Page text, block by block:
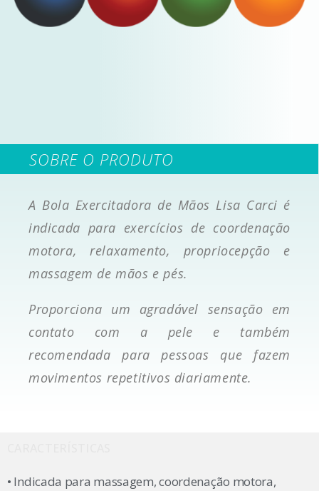
SOBRE O PRODUTO
A Bola Exercitadora de Mãos Lisa Carci é
indicada para exercícios de coordenação
motora, relaxamento, propriocepção e
massagem de mãos e pés.
Proporciona um agradável sensação em
contato com a pele e também
recomendada para pessoas que fazem
movimentos repetitivos diariamente.
• Indicada para massagem, coordenação motora,